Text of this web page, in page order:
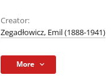
Creator:
Zegadłowicz, Emil (1888-1941)
More